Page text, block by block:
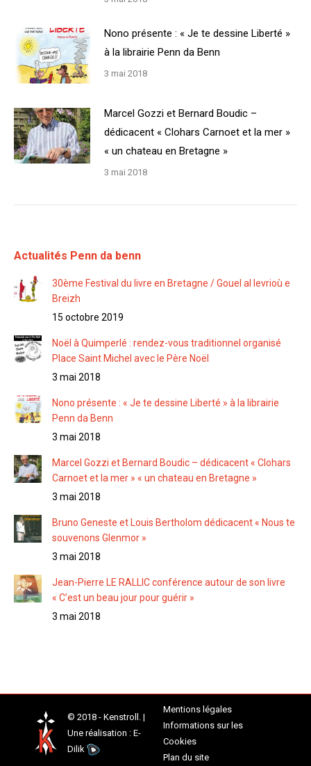
Nono présente : « Je te dessine Liberté »
à la librairie Penn da Benn
3 mai 2018
Marcel Gozzi et Bernard Boudic –
dédicacent « Clohars Carnoet et la mer »
« un chateau en Bretagne »
3 mai 2018
Actualités Penn da benn
30ème Festival du livre en Bretagne / Gouel al levrioù e
Breizh
15 octobre 2019
Noël à Quimperlé : rendez-vous traditionnel organisé
Place Saint Michel avec le Père Noël
3 mai 2018
Nono présente : « Je te dessine Liberté » à la librairie
Penn da Benn
3 mai 2018
Marcel Gozzi et Bernard Boudic – dédicacent « Clohars
Carnoet et la mer » « un chateau en Bretagne »
3 mai 2018
Bruno Geneste et Louis Bertholom dédicacent « Nous te
souvenons Glenmor »
3 mai 2018
Jean-Pierre LE RALLIC conférence autour de son livre
« C’est un beau jour pour guérir »
3 mai 2018
© 2018 - Kenstroll. |
Une réalisation : E-
Dilik
Mentions légales
Informations sur les
Cookies
Plan du site